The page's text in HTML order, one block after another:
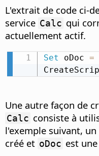
L'extrait de code ci-
service Calc qui
actuellement actif.
Set oDoc =
Une autre façon de
Calc consiste à
l'exemple suivant,
créé et oDoc est